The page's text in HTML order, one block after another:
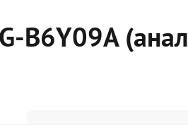
B6Y09A